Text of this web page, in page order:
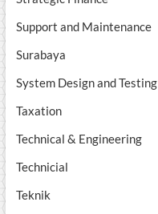
Support and Maintenance
Surabaya
System Design and Testing
Taxation
Technical & Engineering
Technicial
Teknik